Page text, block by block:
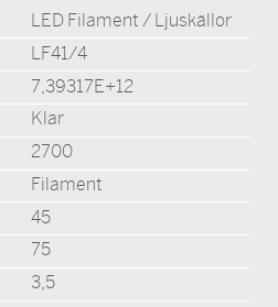
LED Filament / Ljuskällor
LF41/4
7,39317E+12
Klar
2700
Filament
45
75
3,5